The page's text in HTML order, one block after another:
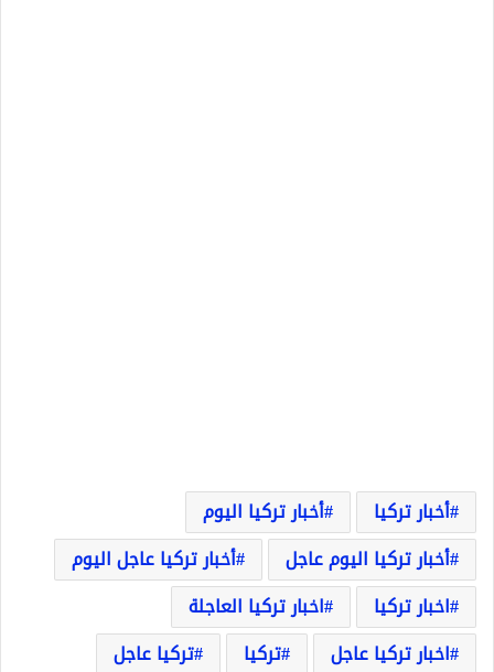
أخبار تركيا
أخبار تركيا اليوم
أخبار تركيا اليوم عاجل
أخبار تركيا عاجل اليوم
اخبار تركيا
اخبار تركيا العاجلة
اخبار تركيا عاجل
تركيا
تركيا عاجل